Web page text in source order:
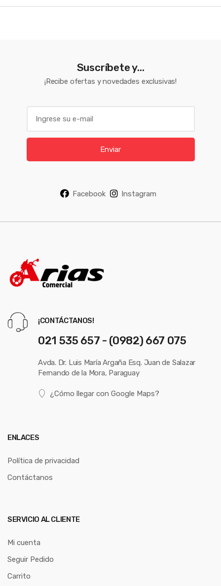
Suscríbete y...
¡Recibe ofertas y novedades exclusivas!
l
Enviar
Facebook Instagram
¡CONTÁCTANOS!
021 535 657 - (0982) 667 075
Avda. Dr. Luis María Argaña Esq. Juan de Salazar
Fernando de la Mora, Paraguay
¿Cómo llegar con Google Maps?
ENLACES
Política de privacidad
Contáctanos
SERVICIO AL CLIENTE
Mi cuenta
Seguir Pedido
Carrito